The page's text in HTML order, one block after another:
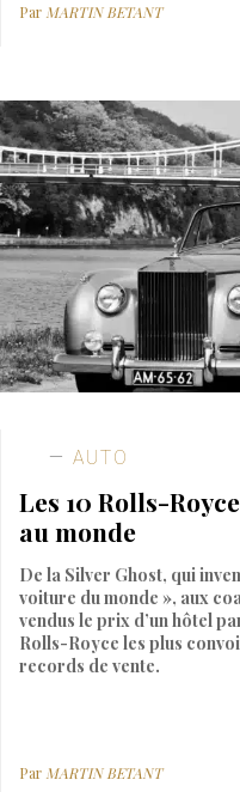
Par MARTIN BETANT
AUTO
Les 10 Rolls-
au monde
De la Silver Ghost, qui
voiture du monde », aux
vendus le prix d’un hôtel
Rolls-Royce les plus
records de vente.
Par MARTIN BETANT